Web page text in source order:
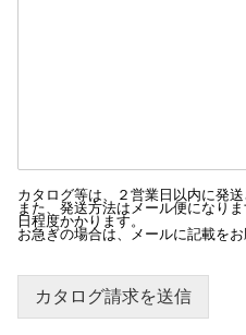
カタログ等は、２営業日以内に発送
また、発送方法はメール便になり
日程度かかります。
お急ぎの場合は、メールに記載をお
カタログ請求を送信